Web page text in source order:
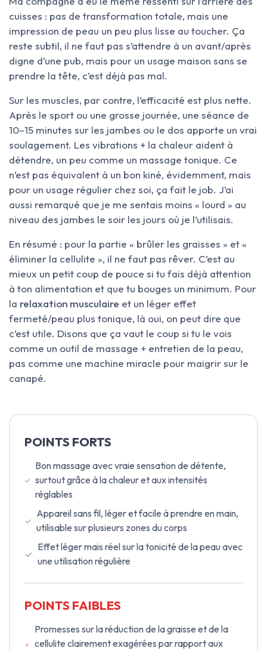
cuisses : pas de transformation totale, mais une
impression de peau un peu plus lisse au toucher. Ça
reste subtil, il ne faut pas s’attendre à un avant/après
digne d’une pub, mais pour un usage maison sans se
prendre la tête, c’est déjà pas mal.
Sur les muscles, par contre, l’efficacité est plus nette.
Après le sport ou une grosse journée, une séance de
10–15 minutes sur les jambes ou le dos apporte un vrai
soulagement. Les vibrations + la chaleur aident à
détendre, un peu comme un massage tonique. Ce
n’est pas équivalent à un bon kiné, évidemment, mais
pour un usage régulier chez soi, ça fait le job. J’ai
aussi remarqué que je me sentais moins « lourd » au
niveau des jambes le soir les jours où je l’utilisais.
En résumé : pour la partie « brûler les graisses » et «
éliminer la cellulite », il ne faut pas rêver. C’est au
mieux un petit coup de pouce si tu fais déjà attention
à ton alimentation et que tu bouges un minimum. Pour
la relaxation musculaire et un léger effet
fermeté/peau plus tonique, là oui, on peut dire que
c’est utile. Disons que ça vaut le coup si tu le vois
comme un outil de massage + entretien de la peau,
pas comme une machine miracle pour maigrir sur le
canapé.
POINTS FORTS
Bon massage avec vraie sensation de détente,
surtout grâce à la chaleur et aux intensités
réglables
Appareil sans fil, léger et facile à prendre en main,
utilisable sur plusieurs zones du corps
Effet léger mais réel sur la tonicité de la peau avec
une utilisation régulière
POINTS FAIBLES
Promesses sur la réduction de la graisse et de la
cellulite clairement exagérées par rapport aux